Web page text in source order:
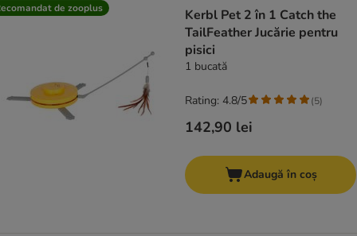
de zooplus
Kerbl Pet 2 în 1 Catch the
TailFeather Jucărie pentru
pisici
1 bucată
142,90 lei
Rating: 4.8/5 (5)
Adaugă în coș